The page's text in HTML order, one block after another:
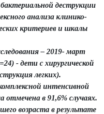
деструкции
анализа клинико-
критериев и шкалы
– 2019- март
- дети с хирургической
легких).
интенсивной
отмечена в 91,6% случаях.
возраста в результате